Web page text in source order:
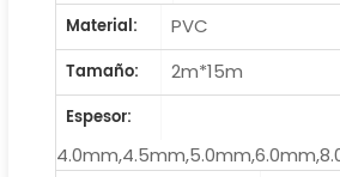
Material:
PVC
Tamaño:
2m*15m
Espesor: